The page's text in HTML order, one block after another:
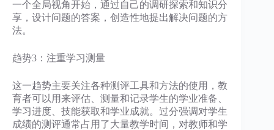
一个全局视角开始，通过自己的调研探索和知识分
享，设计问题的答案，创造性地提出解决问题的方
法。
趋势3：注重学习测量
这一趋势主要关注各种测评工具和方法的使用，教
育者可以用来评估、测量和记录学生的学业准备、
学习进度、技能获取和学业成就。过分强调对学生
成绩的测评通常占用了大量教学时间，对教师和学